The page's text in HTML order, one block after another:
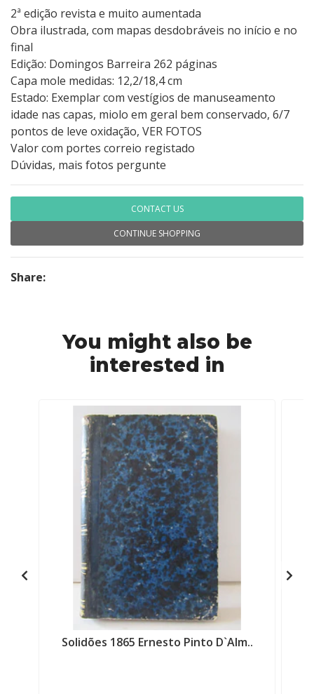
2ª edição revista e muito aumentada
Obra ilustrada, com mapas desdobráveis no início e no
final
Edição: Domingos Barreira 262 páginas
Capa mole medidas: 12,2/18,4 cm
Estado: Exemplar com vestígios de manuseamento
idade nas capas, miolo em geral bem conservado, 6/7
pontos de leve oxidação, VER FOTOS
Valor com portes correio registado
Dúvidas, mais fotos pergunte
CONTACT US
CONTINUE SHOPPING
Share:
You might also be
interested in
Solidões 1865 Ernesto Pinto D`Alm..